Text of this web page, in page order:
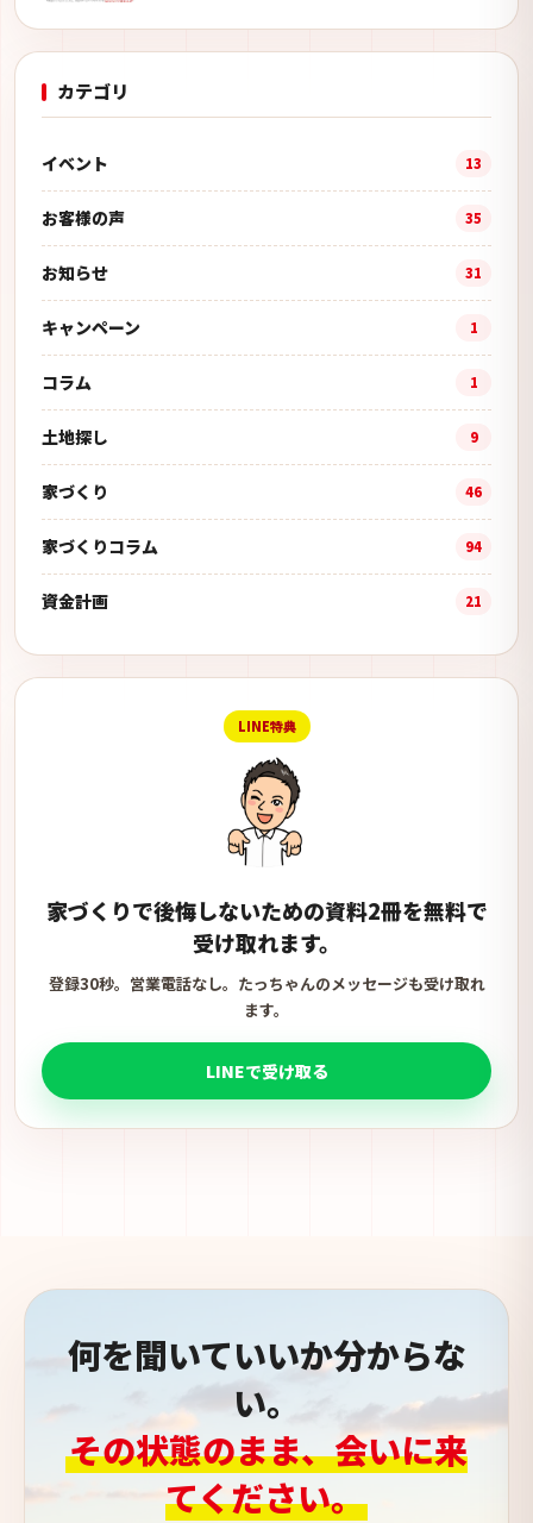
カテゴリ
イベント 13
お客様の声 35
お知らせ 31
キャンペーン 1
コラム 1
土地探し 9
家づくり 46
家づくりコラム 94
資金計画 21
LINE特典
家づくりで後悔しないための資料2冊を無料で
受け取れます。
登録30秒。営業電話なし。たっちゃんのメッセージも受け取れ
ます。
LINEで受け取る
何を聞いていいか分からな
い。
その状態のまま、会いに来
てください。